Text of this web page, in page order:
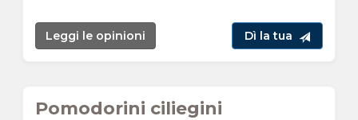
Leggi le opinioni Dì la tua
Pomodorini ciliegini